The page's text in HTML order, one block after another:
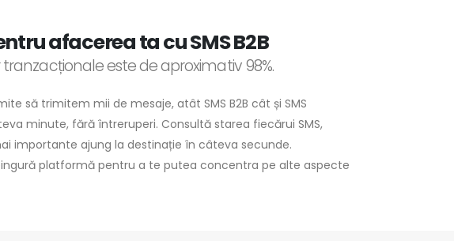
afacerea ta cu SMS B2B
este de aproximativ 98%.
să trimitem mii de mesaje, atât SMS B2B cât și SMS
minute, fără întreruperi. Consultă starea fiecărui SMS,
importante ajung la destinație în câteva secunde.
platformă pentru a te putea concentra pe alte aspecte